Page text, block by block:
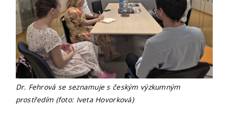
Dr. Fehrová se seznamuje s českým výzkumným
prostředím (foto: Iveta Hovorková)